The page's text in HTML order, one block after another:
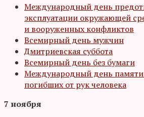
Международный день
эксплуатации окружающей
и вооруженных конфликтов
Всемирный день мужчин
Дмитриевская суббота
Всемирный день без бумаги
Международный день
погибших от рук человека
7 ноября